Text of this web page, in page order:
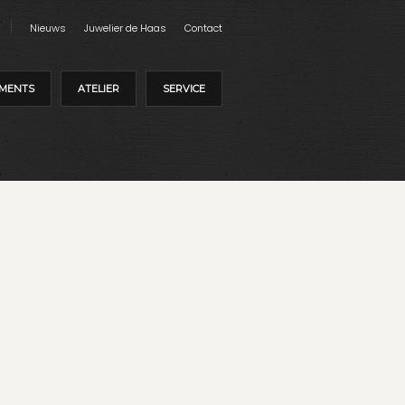
Nieuws Juwelier de Haas Contact
ATELIER SERVICE